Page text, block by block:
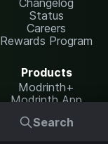
Search
Changelog
Status
Careers
Rewards Program
Products
Modrinth+
Modrinth App
Modrinth Hosting